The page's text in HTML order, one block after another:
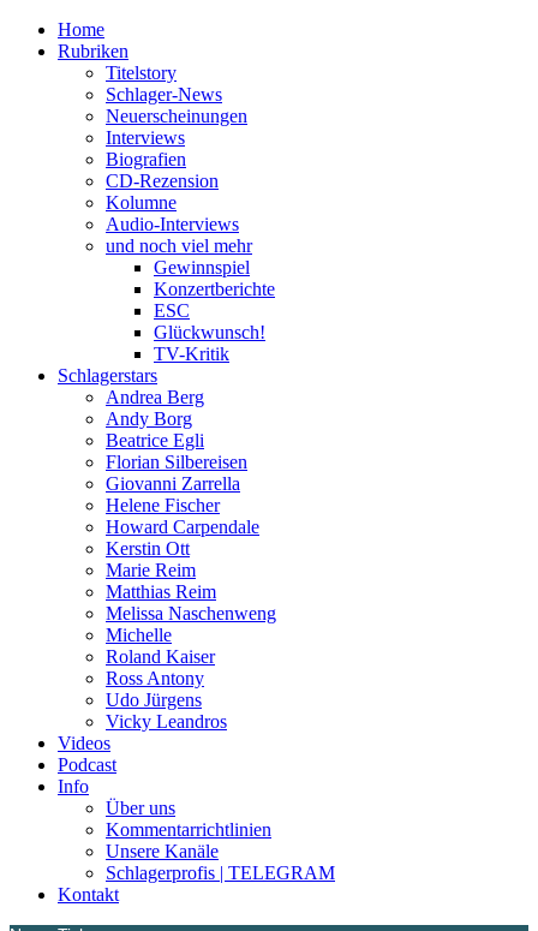
Home
Rubriken
Titelstory
Schlager-News
Neuerscheinungen
Interviews
Biografien
CD-Rezension
Kolumne
Audio-Interviews
und noch viel mehr
Gewinnspiel
Konzertberichte
ESC
Glückwunsch!
TV-Kritik
Schlagerstars
Andrea Berg
Andy Borg
Beatrice Egli
Florian Silbereisen
Giovanni Zarrella
Helene Fischer
Howard Carpendale
Kerstin Ott
Marie Reim
Matthias Reim
Melissa Naschenweng
Michelle
Roland Kaiser
Ross Antony
Udo Jürgens
Vicky Leandros
Videos
Podcast
Info
Über uns
Kommentarrichtlinien
Unsere Kanäle
Schlagerprofis | TELEGRAM
Kontakt